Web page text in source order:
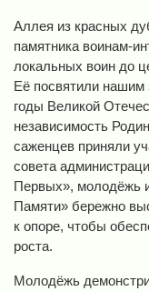
Аллея из красных
памятника воинам-
локальных воин до
Её посвятили
годы Великой
независимость
саженцев приняли
совета
Первых», молодёжь
Памяти» бережно
к опоре, чтобы
роста.
Молодёжь